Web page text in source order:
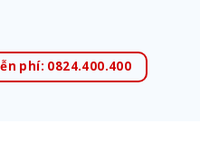
phí: 0824.400.400